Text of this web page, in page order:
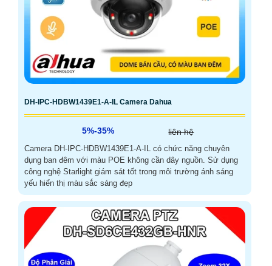
DH-IPC-HDBW1439E1-A-IL Camera Dahua
5%-35% liên hệ
Camera DH-IPC-HDBW1439E1-A-IL có chức năng chuyên
dụng ban đêm với màu POE không cần dây nguồn. Sử dụng
công nghệ Starlight giám sát tốt trong môi trường ánh sáng
yếu hiển thị màu sắc sáng đẹp